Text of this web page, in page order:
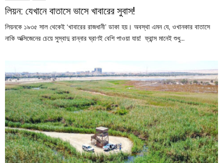
লিয়ন: যেখানে বাতাসে ভাসে খাবারের সুবাস!
লিয়নকে ১৯৩৫ সাল থেকেই ‘খাবারের রাজধানী’ ডাকা হয়। অবস্থা এমন যে, ওখানকার বাতাসে
নাকি অক্সিজেনের চেয়ে সুস্বাদু রান্নার ঘ্রাণই বেশি পাওয়া যায়! ফ্রান্স মানেই শুধু...